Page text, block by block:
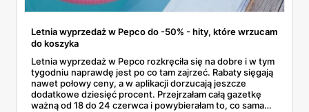
Letnia wyprzedaż w Pepco do -50% - hity, które wrzucam
do koszyka
Letnia wyprzedaż w Pepco rozkręciła się na dobre i w tym
tygodniu naprawdę jest po co tam zajrzeć. Rabaty sięgają
nawet połowy ceny, a w aplikacji dorzucają jeszcze
dodatkowe dziesięć procent. Przejrzałam całą gazetkę
ważną od 18 do 24 czerwca i powybierałam to, co sama